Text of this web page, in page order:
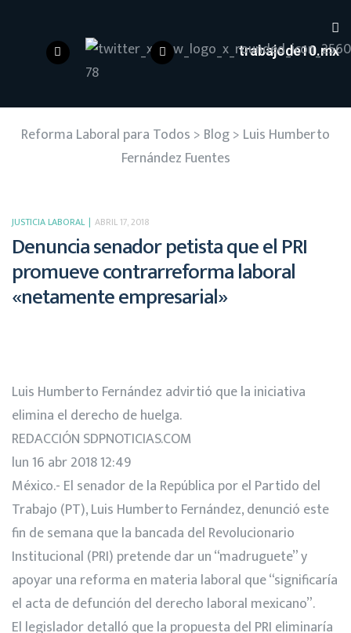
trabajode10.mx
Reforma Laboral para Todos > Blog> Luis Humberto
Fernández Fuentes
JUSTICIA LABORAL ABRIL 17, 2018
Denuncia senador petista que el PRI
promueve contrarreforma laboral
«netamente empresarial»
Luis Humberto Fernández advirtió que la iniciativa
elimina el derecho de huelga.
REDACCIÓN SDPNOTICIAS.COM
lun 16 abr 2018 12:49
México.- El senador de la República por el Partido del
Trabajo (PT), Luis Humberto Fernández, denunció este
fin de semana que la bancada del Revolucionario
Institucional (PRI) pretende dar un “madruguete” y
apoyar una reforma en materia laboral que “significaría
el acta de defunción del derecho laboral mexicano”.
El legislador detalló que la propuesta del PRI eliminaría